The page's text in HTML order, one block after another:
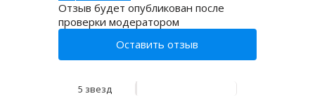
Отзыв будет опубликован после
проверки модератором
Оставить отзыв
5 звезд